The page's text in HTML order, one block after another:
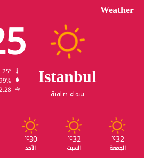
Weather
Istanbul
سماء صافية
2.28 كيلومتر/
32
℃
الجمعة
32
℃
السبت
30
℃
الأحد